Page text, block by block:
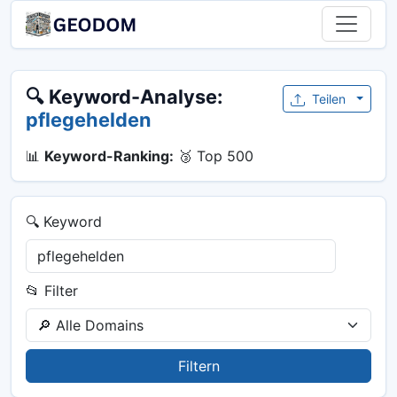
🔍 Keyword-Analyse:
pflegehelden
📊 Keyword-Ranking: 🥉 Top 500
Teilen
🔍 Keyword
📂 Filter
Filtern